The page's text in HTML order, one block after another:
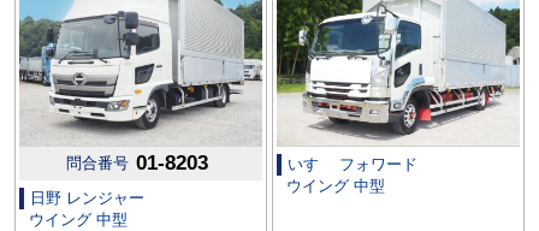
問合番号 01-8203
日野 レンジャー
ウイング 中型
いすゞ フォワード
ウイング 中型